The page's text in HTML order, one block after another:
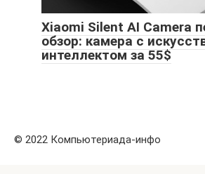
Xiaomi Silent AI Camera
обзор: камера с
интеллектом за 55$
© 2022 Компьютериада-инфо